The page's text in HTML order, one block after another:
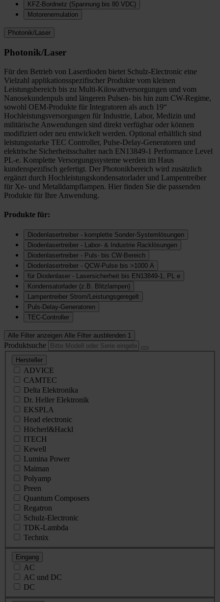
KFZ-Bordnetz (Spannung bis 80 VDC)
Motorenemulation
Photonik/Laser
Photonik/Laser
Für den Betrieb von Laserdioden bietet Schulz-Electronic eine
Vielzahl applikationsspezifischer Produkte vom kleinen
Leistungsbereich bis zu Multi-Kilowattversorgungen und vom
Nanosekundenpuls und längeren Pulsen- bis hin zum CW-Regime,
sowohl OEM-Produkte für Integratoren als auch 19“
Hochleistungsversorgungen für Industrie, Labor, Medizin und
militärische Anwendungen sind direkt verfügbar oder können
modifiziert oder neu entwickelt werden. Optional erhältlich sind
leistungsstarke TEC Controller, Pulse-Delay-Generatoren und
elektrische Sicherheitsschalter nach EN13849-1 Performance Level
PL-e. Komplette Versorgungssysteme werden im Haus
kundenspezifisch gefertigt. Der Photonikbereich wird zusätzlich
ergänzt durch Hochleistungskondensatorlader und Lampentreiber
für Xe- und Metalldampflampen. Hier finden Sie die passenden
Produkte für Ihre Anwendung.
Produkte für:
Diodenlasertreiber - komplette Sonder-Systemlösungen
Diodenlasertreiber - Labor- & Industrie Racklösungen
Diodenlasertreiber - Puls- bis CW-Bereich
Diodenlasertreiber - QCW-Pulse bis >1000 A
für Diodenlaser - Lasersicherheit bis EN13849-1, PL e
Kondensatorlader (z.B. Blitzlampen)
Lampentreiber Strom/Leistungsgeregelt
Puls-Delay-Generatoren
TEC-Controller
Alle Filter anzeigen Alle Filter ausblenden 1
Produktsuche
Hersteller
ADVICE
CAMTEC
Delta Elektronika
Dr. Heller Elektronik
EKSPLA
Head electronic
Höcherl&Hackl
ITECH
Kewell
Lumina Power
Maiman
Polyamp
Preen
Quantum Composers
Regatron
Schulz-Electronic
TDK-Lambda
Technix
Eingang
AC
AC und DC
DC